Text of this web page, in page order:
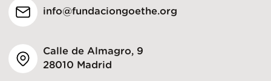
info@fundaciongoethe.org
Calle de Almagro, 9
28010 Madrid